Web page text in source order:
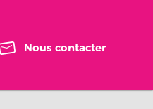
Nous contacter